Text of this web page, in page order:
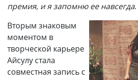
премия, и я запомню ее навсегда.
Вторым знаковым
моментом в
творческой карьере
Айсулу стала
совместная запись с